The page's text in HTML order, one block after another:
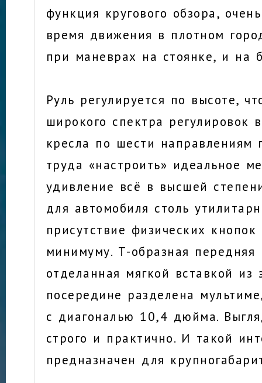
функция кругового обзора,
время движения в плотном
при маневрах на стоянке, и на
Руль регулируется по высоте,
широкого спектра регулировок
кресла по шести направлениям
труда «настроить» идеальное
удивление всё в высшей
для автомобиля столь
присутствие физических
минимуму. Т-образная передняя
отделанная мягкой вставкой из
посередине разделена
с диагональю 10,4 дюйма.
строго и практично. И такой
предназначен для